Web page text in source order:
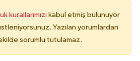
kurallarımızı kabul etmiş bulunuyor
Yazılan yorumlardan
sorumlu tutulamaz.